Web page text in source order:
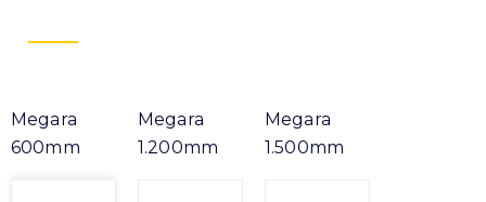
Megara
600mm
Megara
1.200mm
Megara
1.500mm